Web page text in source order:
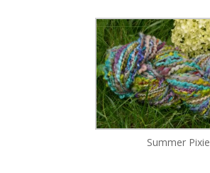
Summer Pixie